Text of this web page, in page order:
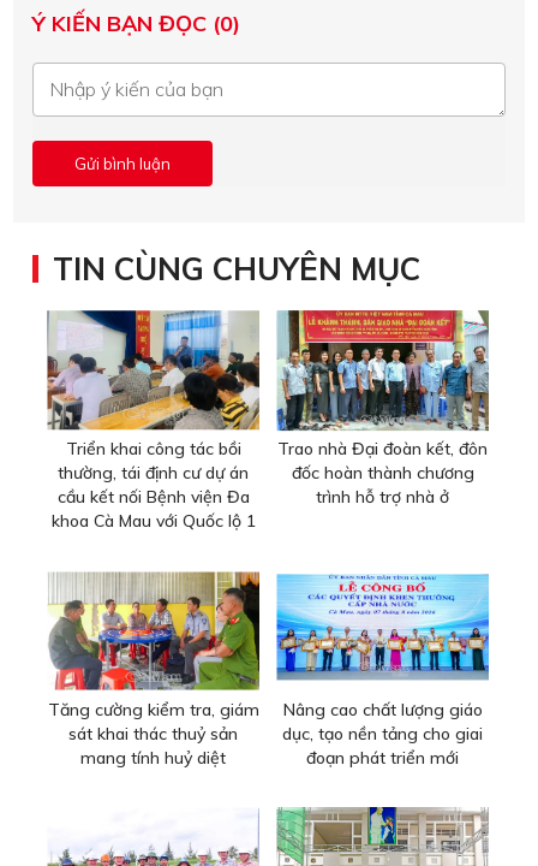
Ý KIẾN BẠN ĐỌC (0)
TIN CÙNG CHUYÊN MỤC
Triển khai công tác bồi
thường, tái định cư dự án
cầu kết nối Bệnh viện Đa
khoa Cà Mau với Quốc lộ 1
Trao nhà Đại đoàn kết, đôn
đốc hoàn thành chương
trình hỗ trợ nhà ở
Tăng cường kiểm tra, giám
sát khai thác thuỷ sản
mang tính huỷ diệt
Nâng cao chất lượng giáo
dục, tạo nền tảng cho giai
đoạn phát triển mới